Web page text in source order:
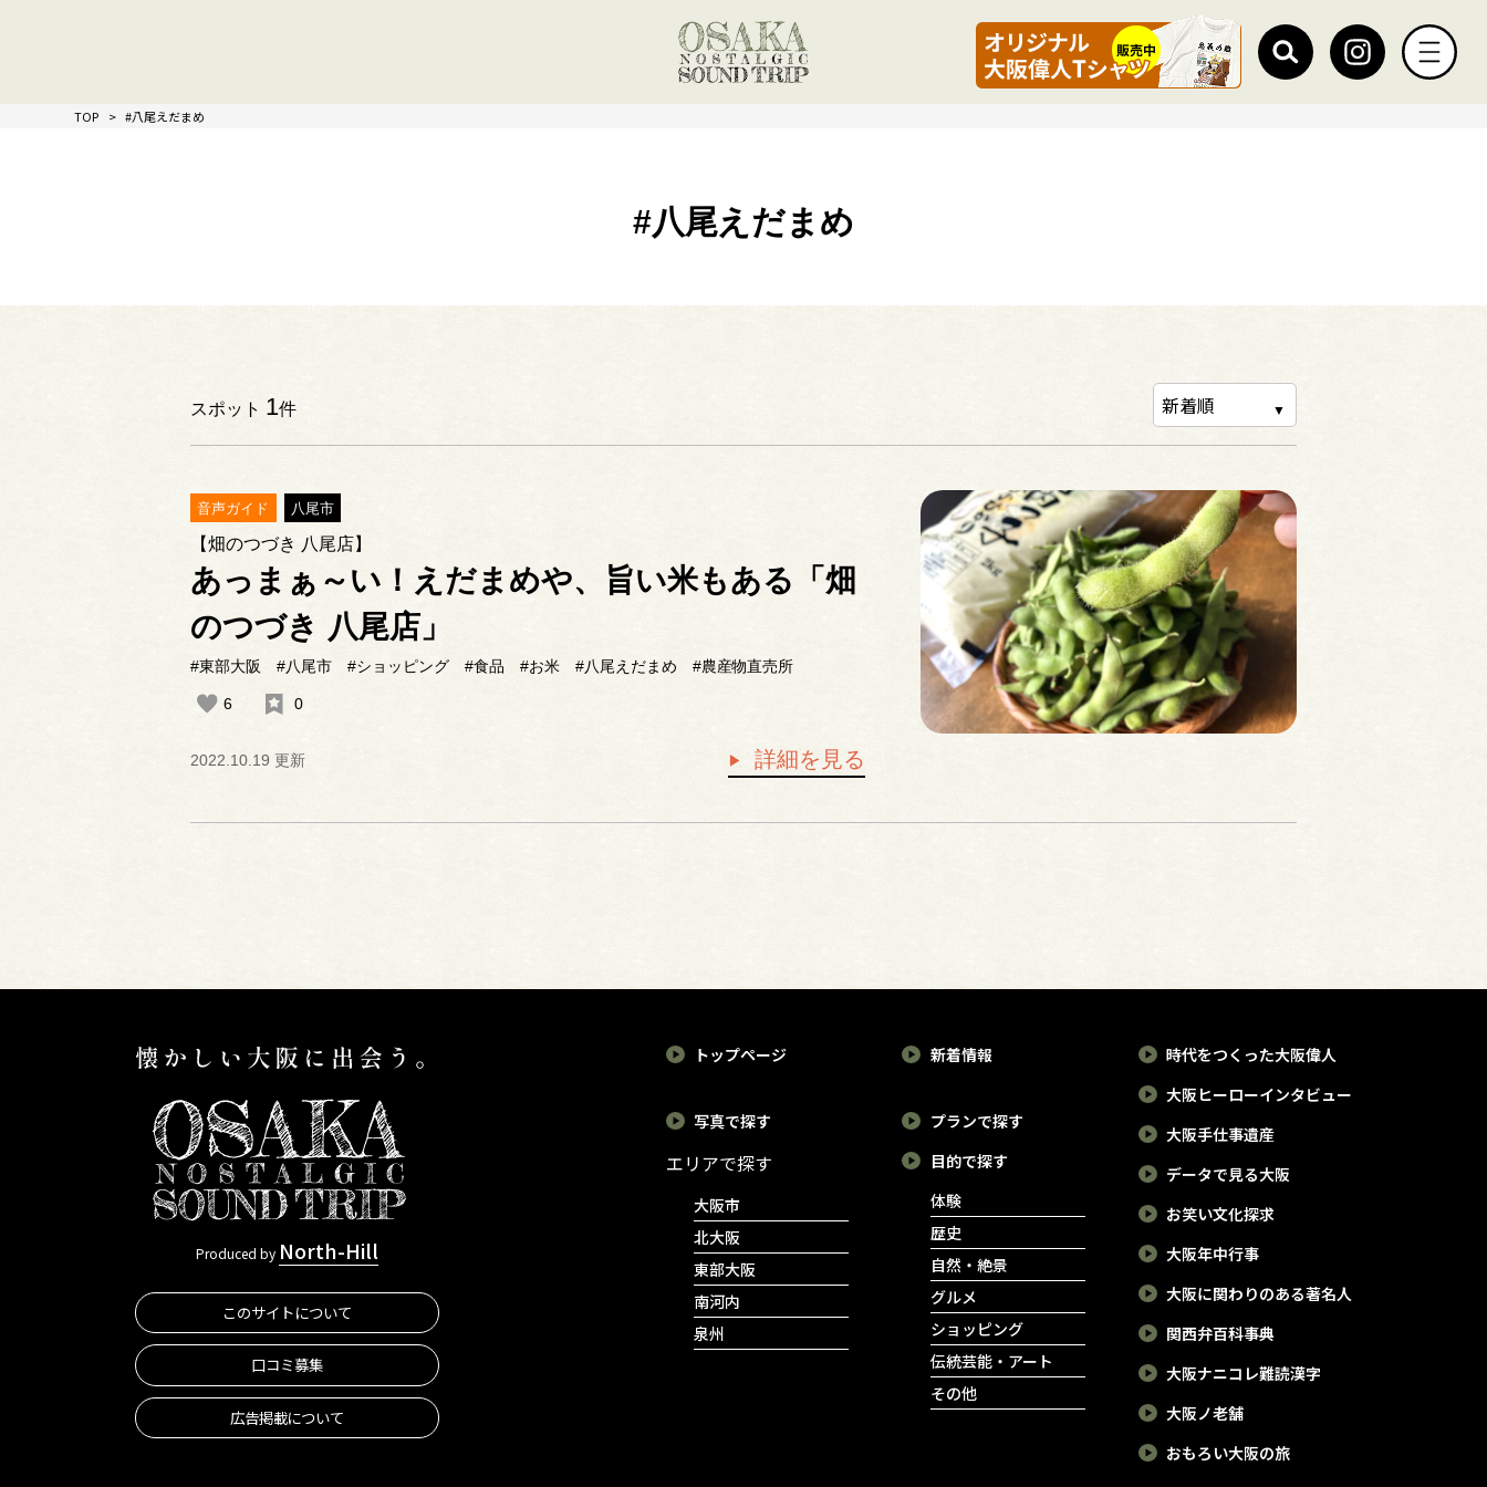
TOP #八尾えだまめ
#八尾えだまめ
スポット 1件
音声ガイド 八尾市
【畑のつづき 八尾店】
あっまぁ～い！えだまめや、旨い米もある「畑
のつづき 八尾店」
#東部大阪 #八尾市 #ショッピング #食品 #お米 #八尾えだまめ #農産物直売所
6 0
2022.10.19 更新 詳細を見る
Produced by North-Hill
このサイトについて
口コミ募集
広告掲載について
トップページ
写真で探す
エリアで探す
大阪市
北大阪
東部大阪
南河内
泉州
新着情報
プランで探す
目的で探す
体験
歴史
自然・絶景
グルメ
ショッピング
伝統芸能・アート
その他
時代をつくった大阪偉人
大阪ヒーローインタビュー
大阪手仕事遺産
データで見る大阪
お笑い文化探求
大阪年中行事
大阪に関わりのある著名人
関西弁百科事典
大阪ナニコレ難読漢字
大阪ノ老舗
おもろい大阪の旅